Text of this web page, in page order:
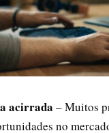
acirrada – Muitos
no